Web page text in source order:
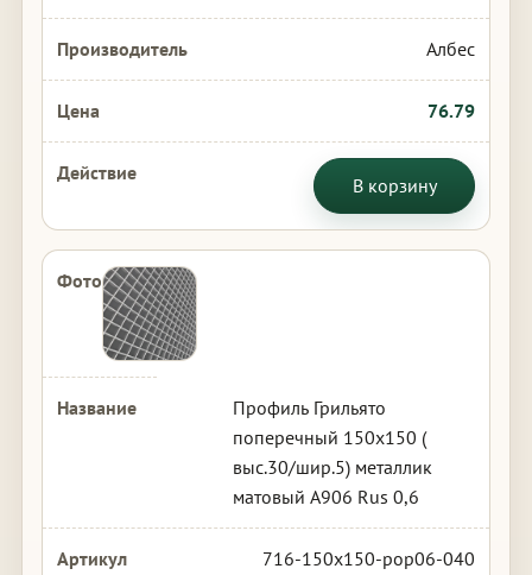
Албес
76.79
В корзину
Профиль Грильято
поперечный 150х150 (
выс.30/шир.5) металлик
матовый А906 Rus 0,6
716-150x150-pop06-040